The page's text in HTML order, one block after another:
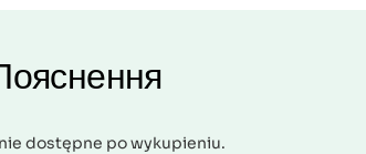
dostępne po wykupieniu.